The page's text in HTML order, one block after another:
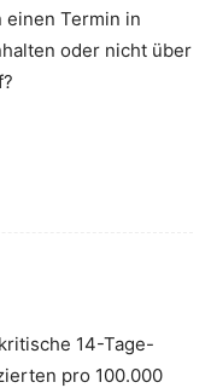
einen Termin in
oder nicht über
14-Tage-
pro 100.000